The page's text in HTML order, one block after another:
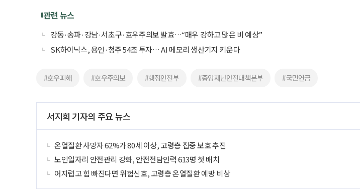
관련 뉴스
강동·송파·강남·서초구·호우주의보 발효…“매우 강하고 많은 비 예상”
SK하이닉스, 용인·청주 54조 투자… AI 메모리 생산기지 키운다
#호우피해 #호우주의보 #행정안전부 #중앙재난안전대책본부 #국민연금
서지희 기자의 주요 뉴스
온열질환 사망자 62%가 80세 이상, 고령층 집중 보호 추진
노인일자리 안전관리 강화, 안전전담인력 613명 첫 배치
어지럽고 힘 빠진다면 위험신호, 고령층 온열질환 예방 비상